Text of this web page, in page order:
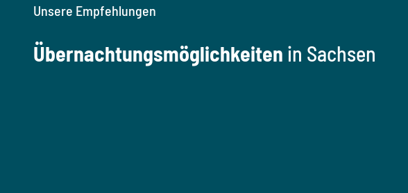
Unsere Empfehlungen
Übernachtungsmöglichkeiten in Sachsen